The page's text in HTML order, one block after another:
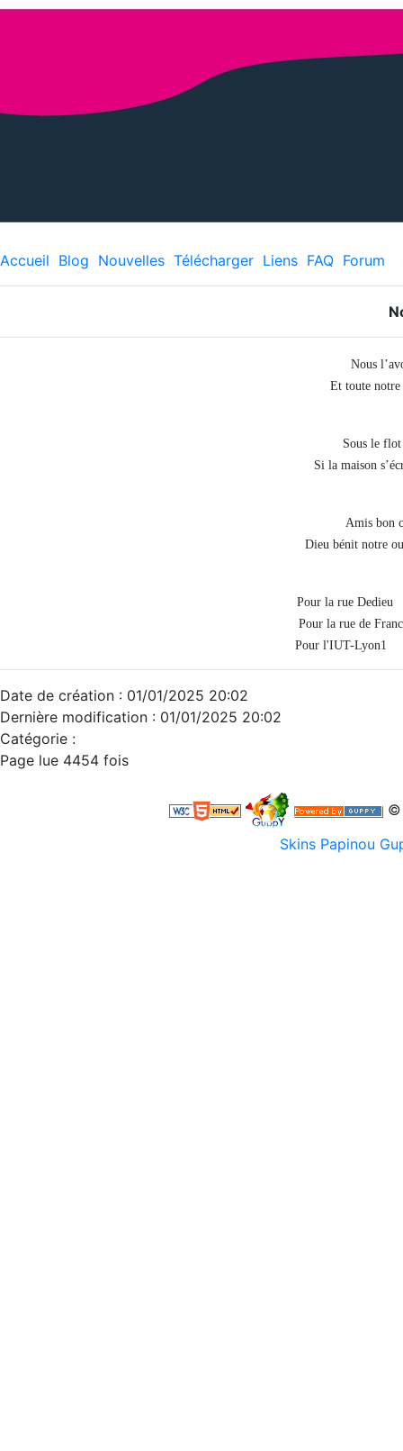
Accueil Blog Nouvelles Télécharger Liens FAQ Forum
Nous
Et toute
Sous le
Si la maison
Amis bon
Dieu bénit notre
Pour la rue
Pour la rue de
Pour l'IUT-
Date de création : 01/01/2025 20:02
Dernière modification : 01/01/2025 20:02
Catégorie :
Page lue 4454 fois
©
Skins Papinou